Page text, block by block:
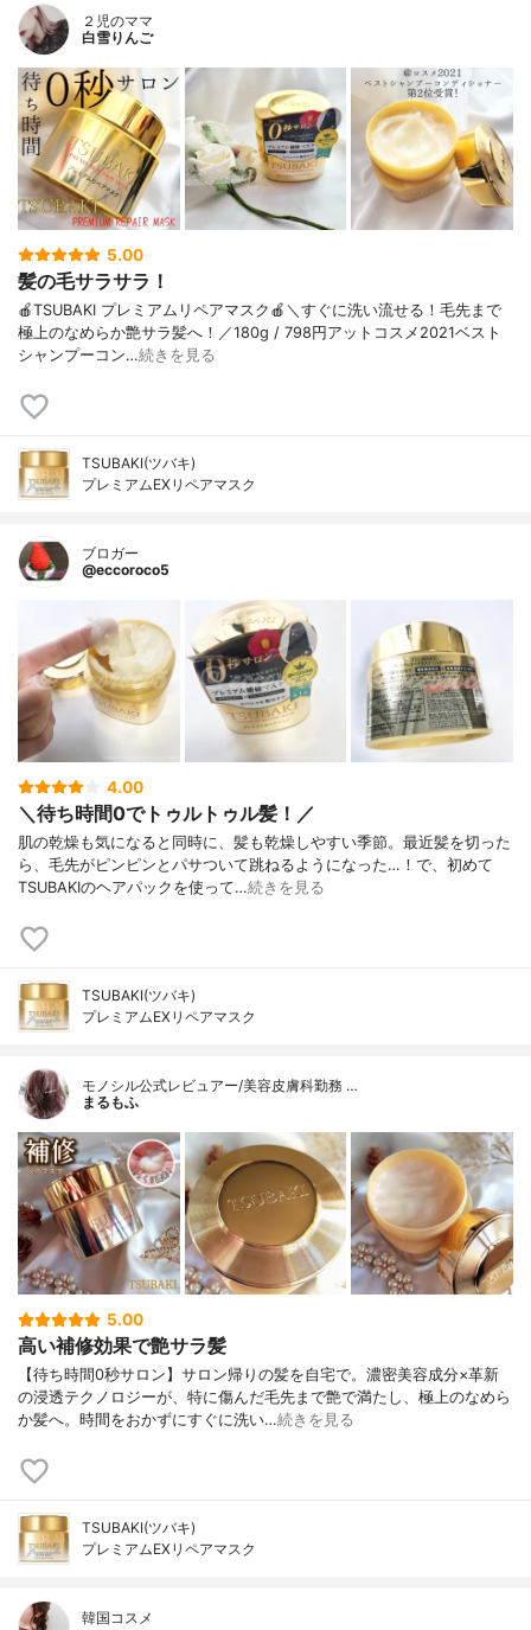
２児のママ
白雪りんご
5.00
髪の毛サラサラ！
🍎TSUBAKI プレミアムリペアマスク🍎＼すぐに洗い流せる！毛先まで
極上のなめらか艶サラ髪へ！／180g / 798円アットコスメ2021ベスト
シャンプーコン…続きを見る
TSUBAKI(ツバキ)
プレミアムEXリペアマスク
ブロガー
@eccoroco5
4.00
＼待ち時間0でトゥルトゥル髪！／
肌の乾燥も気になると同時に、髪も乾燥しやすい季節。最近髪を切った
ら、毛先がピンピンとパサついて跳ねるようになった…！で、初めて
TSUBAKIのヘアパックを使って…続きを見る
TSUBAKI(ツバキ)
プレミアムEXリペアマスク
モノシル公式レビュアー/美容皮膚科勤務 …
まるもふ
5.00
高い補修効果で艶サラ髪
【待ち時間0秒サロン】サロン帰りの髪を自宅で。濃密美容成分×革新
の浸透テクノロジーが、特に傷んだ毛先まで艶で満たし、極上のなめら
か髪へ。時間をおかずにすぐに洗い…続きを見る
TSUBAKI(ツバキ)
プレミアムEXリペアマスク
韓国コスメ